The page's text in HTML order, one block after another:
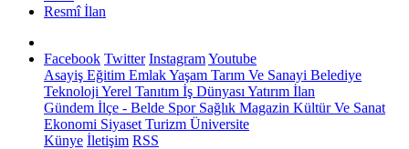
Resmî İlan
Facebook Twitter InstagramYoutube
Asayiş Eğitim EmlakYaşam Tarım Ve Sanayi Belediye
Teknoloji Yerel Tanıtım İş Dünyası Yatırım İlan
Gündem İlçe - Belde SporSağlık Magazin Kültür Ve Sanat
Ekonomi Siyaset Turizm Üniversite
Künye İletişim RSS